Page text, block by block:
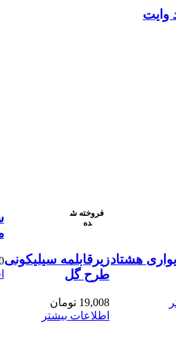
وایت
هشتاد
فروخته ش
ده
زیرقابلمه سیلیکونی
طرح گل
19,008 تومان
اطلاعات بیشتر